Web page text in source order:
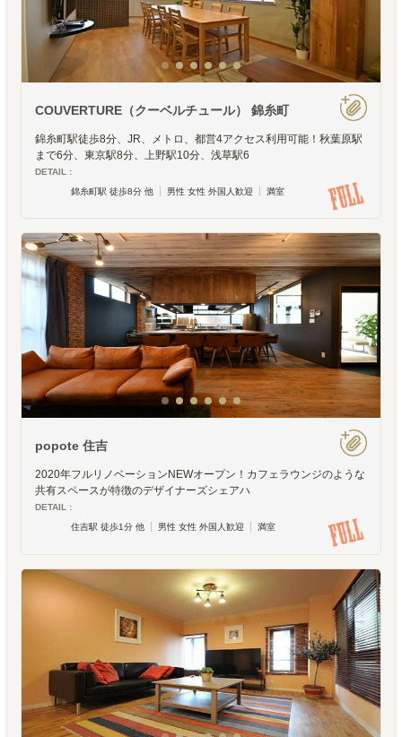
COUVERTURE（クーベルチュール） 錦糸町
錦糸町駅徒歩8分、JR、メトロ、都営4アクセス利用可能！秋葉原駅
まで6分、東京駅8分、上野駅10分、浅草駅6
DETAIL :
錦糸町駅 徒歩8分 他
男性 女性 外国人歓迎 満室
popote 住吉
2020年フルリノベーションNEWオープン！カフェラウンジのような
共有スペースが特徴のデザイナーズシェアハ
DETAIL :
住吉駅 徒歩1分 他
男性 女性 外国人歓迎 満室